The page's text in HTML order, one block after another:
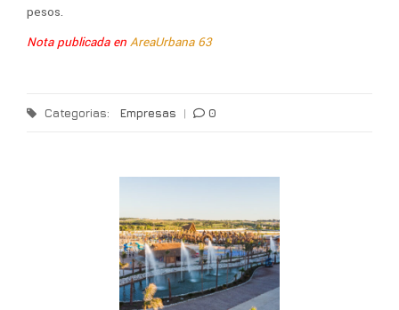
pesos.
Nota publicada en AreaUrbana 63
Categorias: Empresas | 0